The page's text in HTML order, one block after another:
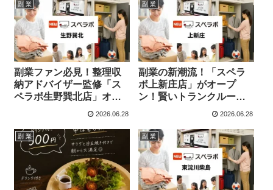
副 業
副業ファン必見！整理収
納アドバイザー監修「ス
ペラボ生野巽北店」オー
プンでトランクルーム投
2026.06.28
副 業
副業の新潮流！「スペラ
ボ上新庄店」がオープ
ン！賢いトランクルーム
投資で未来を拓くチャン
2026.06.28
副 業 副 業